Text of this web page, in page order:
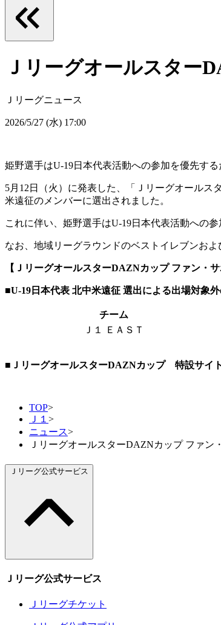
Ｊリーグオールスター
Ｊリーグニュース
2026/5/27 (水) 17:00
姫野選手はU-19日本代表活動への参加を優先す
5月12日（火）に発表した、「Ｊリーグオールス
米遠征のメンバーに選出されました。
これに伴い、姫野選手はU-19日本代表活動への
なお、地域リーグラウンドのベストイレブンお
【ＪリーグオールスターDAZNカップ ファン・
■U-19日本代表 北中米遠征 選出による出場対象
チーム
Ｊ１ ＥＡＳＴ
■ＪリーグオールスターDAZNカップ 特設サイト
TOP>
Ｊ１ >
ニュース>
ＪリーグオールスターDAZNカップ ファン
Ｊリーグ公式サービス
Ｊリーグ公式サービス
Ｊリーグチケット